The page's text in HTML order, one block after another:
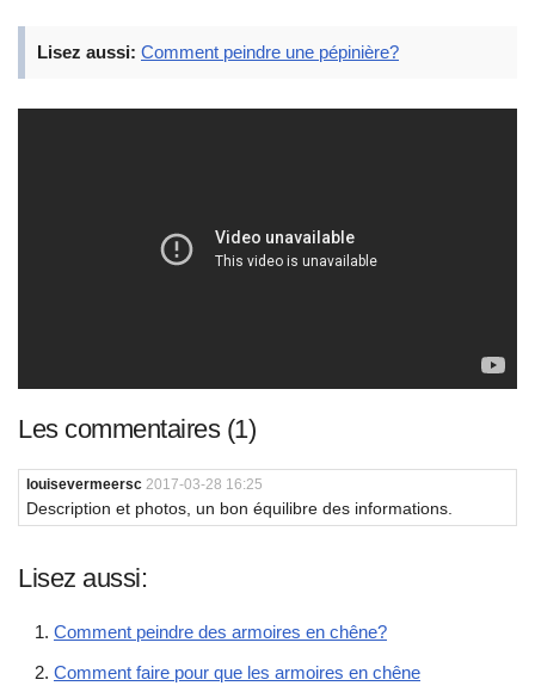
Lisez aussi: Comment peindre une pépinière?
Les commentaires (1)
louisevermeersc 2017-03-28 16:25
Description et photos, un bon équilibre des informations.
Lisez aussi:
Comment peindre des armoires en chêne?
Comment faire pour que les armoires en chêne